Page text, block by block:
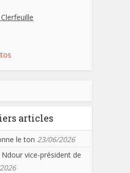
articles
le ton 23/06/2026
vice-président de